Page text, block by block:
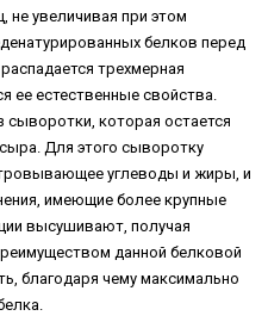
не увеличивая при этом
белков перед
трехмерная
ее естественные свойства.
которая остается
Для этого сыворотку
углеводы и жиры, и
имеющие более крупные
высушивают, получая
данной белковой
благодаря чему максимально